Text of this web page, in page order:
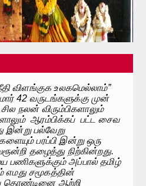
விளங்குக உலகமெல்லாம்”
42 வருடங்களுக்கு முன்
நலன் விரும்பிகளாலும்
ஆரம்பிக்கப் பட்ட சைவ
இன்று பல்வேறு
பரப்பி இன்று ஒரு
தழைத்து நிற்கின்றது.
அப்பால் தமிழ்
எமது சமூகத்தின்
தொண்டினை ஆற்றி